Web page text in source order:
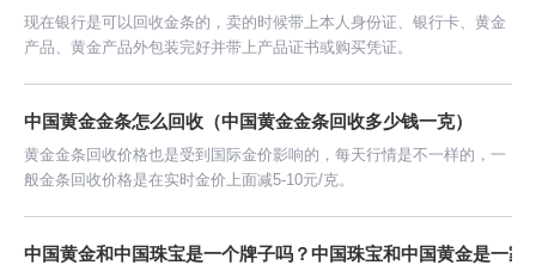
现在银行是可以回收金条的，卖的时候带上本人身份证、银行卡、黄金
产品、黄金产品外包装完好并带上产品证书或购买凭证。
中国黄金金条怎么回收（中国黄金金条回收多少钱一克）
黄金金条回收价格也是受到国际金价影响的，每天行情是不一样的，一
般金条回收价格是在实时金价上面减5-10元/克。
中国黄金和中国珠宝是一个牌子吗？中国珠宝和中国黄金是一家